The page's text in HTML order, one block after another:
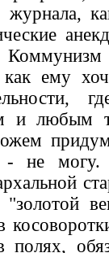
журнала,
ему
и любым
не могу.
"золотой